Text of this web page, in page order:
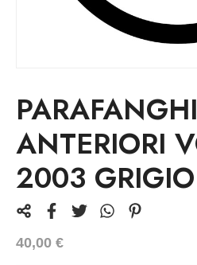
PARAFANGHI
ANTERIORI
2003
40,00 €